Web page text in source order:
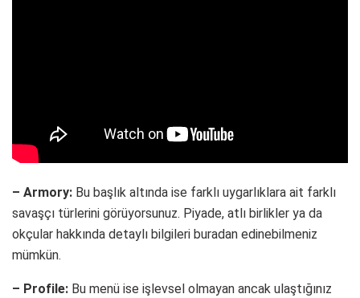
– Armory: Bu başlık altında ise farklı uygarlıklara ait farklı
savaşçı türlerini görüyorsunuz. Piyade, atlı birlikler ya da
okçular hakkında detaylı bilgileri buradan edinebilmeniz
mümkün.
– Profile: Bu menü ise işlevsel olmayan ancak ulaştığınız